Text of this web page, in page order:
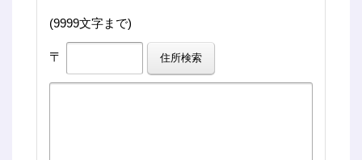
(9999文字まで)
〒